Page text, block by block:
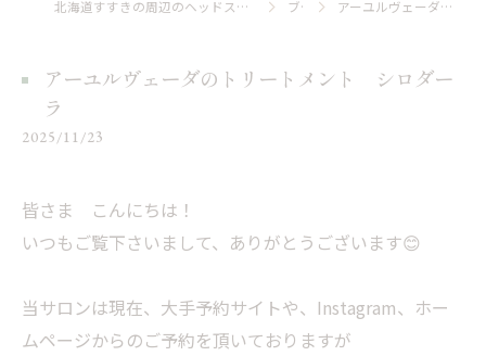
北海道すすきの周辺のヘッドスパなら美津の頭癒し relaxation and scalp care ブログ アーユルヴェーダのトリートメント シロダーラ
アーユルヴェーダのトリートメント シロダー
ラ
2025/11/23
皆さま こんにちは！
いつもご覧下さいまして、ありがとうございます😊
当サロンは現在、大手予約サイトや、Instagram、ホー
ムページからのご予約を頂いておりますが